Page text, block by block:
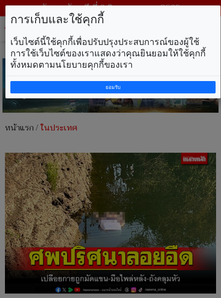
วันพฤหัสบดี ที่ 6 สิงหาคม พ.ศ. 2569
หน้าแรก/ในประเทศ
การเก็บและใช้คุกกี้
เว็บไซต์นี้ใช้คุกกี้เพื่อปรับปรุงประสบการณ์ของผู้ใช้
การใช้เว็บไซต์ของเราแสดงว่าคุณยินยอมให้ใช้คุกกี้
ทั้งหมดตามนโยบายคุกกี้ของเรา
ยอมรับ